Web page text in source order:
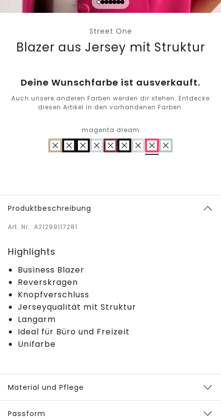
Street One
Blazer aus Jersey mit Struktur
Deine Wunschfarbe ist ausverkauft.
Auch unsere anderen Farben werden dir stehen. Entdecke
diesen Artikel in den vorhandenen Farben.
magenta dream
Produktbeschreibung
Art. Nr.: A21299117281
Highlights
Business Blazer
Reverskragen
Knopfverschluss
Jerseyqualität mit Struktur
Langarm
Ideal für Büro und Freizeit
Unifarbe
Material und Pflege
Passform